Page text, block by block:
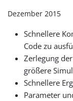
Dezember 2015
Schnellere
Code zu
Zerlegung
größere
Schnellere
Parameter